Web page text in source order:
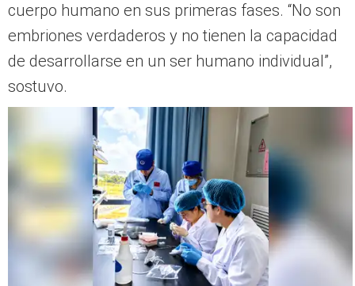
cuerpo humano en sus primeras fases. “No son
embriones verdaderos y no tienen la capacidad
de desarrollarse en un ser humano individual”,
sostuvo.